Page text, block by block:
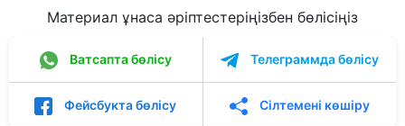
Материал ұнаса әріптестеріңізбен бөлісіңіз
Ватсапта бөлісу Телеграммда бөлісу
Фейсбукта бөлісу Сілтемені көшіру